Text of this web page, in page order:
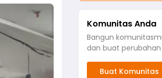
Komunitas Anda
Bangun
dan buat
Buat Komunitas